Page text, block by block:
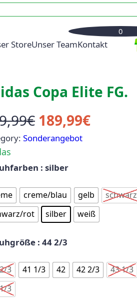
StoreUnser TeamKontakt
0
Copa Elite FG.
€ 189,99€
Sonderangebot
: silber
creme/blau gelb schwarz
rot
silber weiß
: 44 2/3
3 41 1/3 42 42 2/3 43 1/3
3